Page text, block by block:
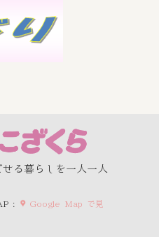
る暮らしを一人一人
:
Google Map で見